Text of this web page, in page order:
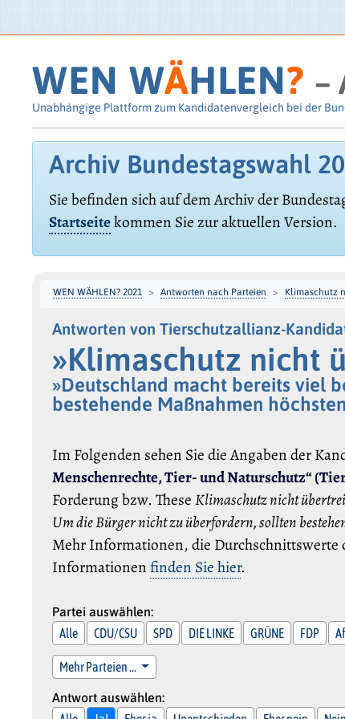
WEN WÄHLEN? –
Unabhängige Plattform zum Kandidatenvergleich bei der
Archiv Bundestagswahl
Sie befinden sich auf dem Archiv der
Startseitekommen Sie zur aktuellen Version.
WEN WÄHLEN? 2021 Antworten nach Parteien Klimaschutz
Antworten von Tierschutzallianz-
»Klimaschutz nicht
»Deutschland macht bereits viel
bestehende Maßnahmen
Im Folgenden sehen Sie die Angaben der
Menschenrechte, Tier- und Naturschutz“
Forderung bzw. TheseKlimaschutz nicht
Um die Bürger nicht zu überfordern, sollten
Mehr Informationen, die Durchschnittswerte
Informationen finden Sie hier.
Partei auswählen:
Alle
CDU/CSU SPD DIE LINKE GRÜNE FDP
Mehr Parteien …
Antwort auswählen: